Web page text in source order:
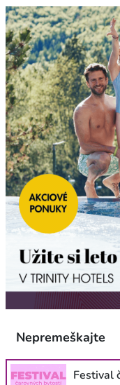
Nepremeškajte
Festival